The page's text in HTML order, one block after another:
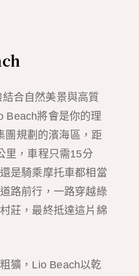
合自然美景與高質
Beach將會是你的理
團規劃的濱海區，距
里，車程只需15分
是騎乘摩托車都相當
路前行，一路穿越綠
莊，最終抵達這片綿
獷，Lio Beach以乾